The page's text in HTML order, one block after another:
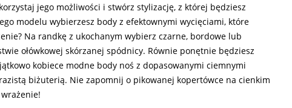
jego możliwości i stwórz stylizację, z której będziesz
modelu wybierzesz body z efektownymi wycięciami, które
Na randkę z ukochanym wybierz czarne, bordowe lub
ołówkowej skórzanej spódnicy. Równie ponętnie będziesz
kobiece modne body noś z dopasowanymi ciemnymi
biżuterią. Nie zapomnij o pikowanej kopertówce na cienkim